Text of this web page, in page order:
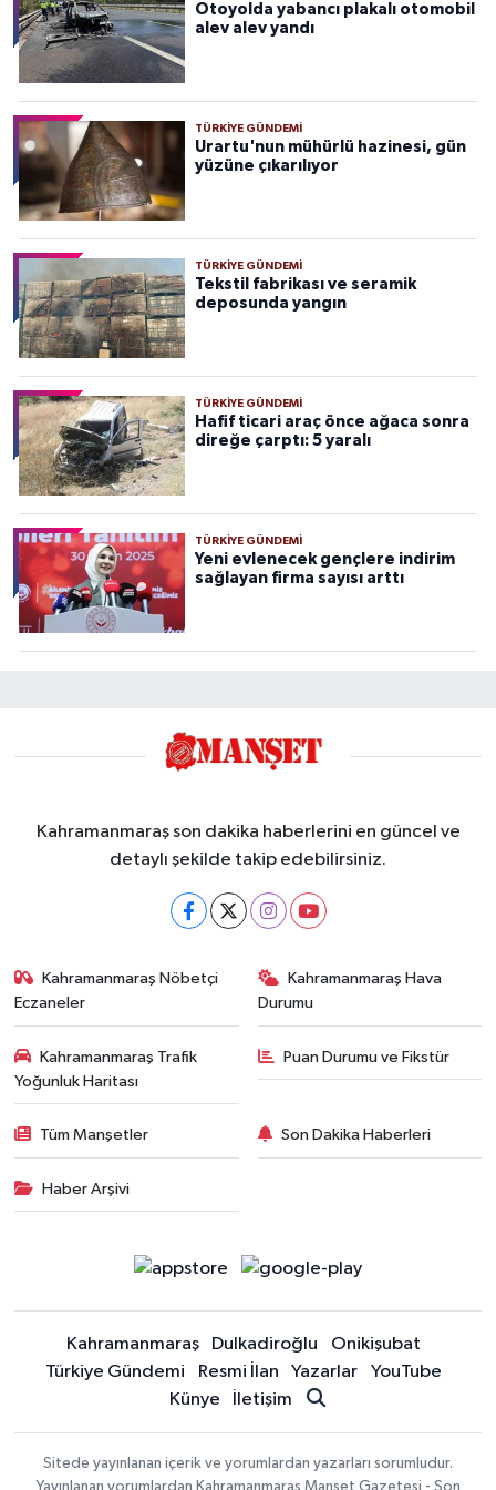
Otoyolda yabancı plakalı otomobil
alev alev yandı
TÜRKIYE GÜNDEMI
Urartu'nun mühürlü hazinesi, gün
yüzüne çıkarılıyor
TÜRKIYE GÜNDEMI
Tekstil fabrikası ve seramik
deposunda yangın
TÜRKIYE GÜNDEMI
Hafif ticari araç önce ağaca sonra
direğe çarptı: 5 yaralı
TÜRKIYE GÜNDEMI
Yeni evlenecek gençlere indirim
sağlayan firma sayısı arttı
Kahramanmaraş son dakika haberlerini en güncel ve
detaylı şekilde takip edebilirsiniz.
Kahramanmaraş Nöbetçi
Eczaneler
Kahramanmaraş Hava
Durumu
Kahramanmaraş Trafik
Yoğunluk Haritası
Puan Durumu ve Fikstür
Tüm Manşetler Son Dakika Haberleri
Haber Arşivi
Kahramanmaraş Dulkadiroğlu
Onikişubat
Türkiye Gündemi
Resmi İlan Yazarlar
YouTube
Künye
İletişim
Sitede yayınlanan içerik ve yorumlardan yazarları sorumludur.
Yayınlanan yorumlardan Kahramanmaraş Manşet Gazetesi - Son